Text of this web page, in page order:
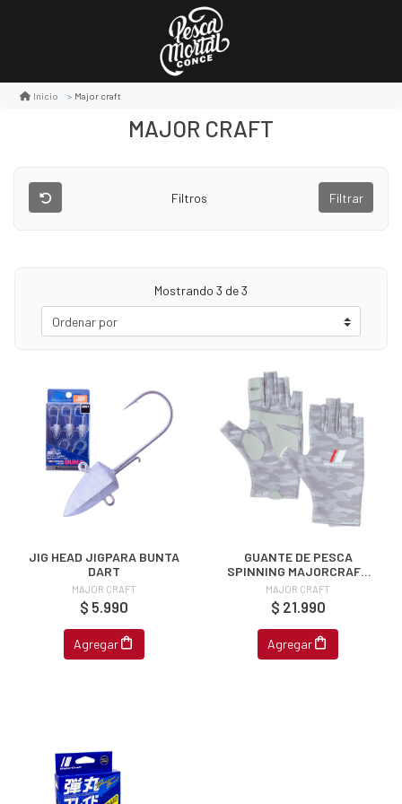
Inicio Major craft
MAJOR CRAFT
Filtros Filtrar
Mostrando 3 de 3
JIG HEAD JIGPARA BUNTA
DART
MAJOR CRAFT
$ 5.990
Agregar
GUANTE DE PESCA
SPINNING MAJORCRAFT
UPF 50+
MAJOR CRAFT
$ 21.990
Agregar